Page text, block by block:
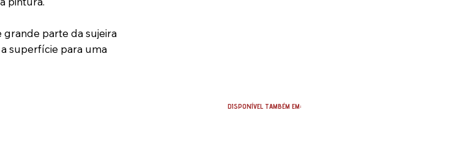
DISPONÍVEL TAMBÉM EM:
grande parte da sujeira
superfície para uma